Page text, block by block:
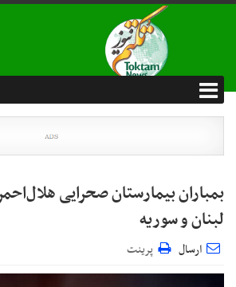
بمباران بیمارستان صحرایی
لبنان و سوریه
ارسال پرینت